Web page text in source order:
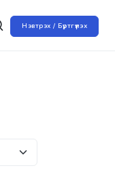
Нэвтрэх / Бүртгүүлэх